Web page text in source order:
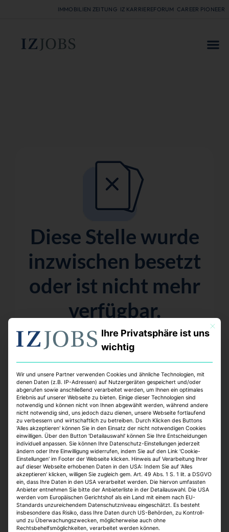
IMMOBILIEN ZEITUNG IZ KARRIEREFORUM CAREER PIONEER
Diese Stelle wurde
inzwischen besetzt
oder ist nicht mehr
verfügbar.
Aber keine Sorge – wir haben viele weitere
spannende Möglichkeiten für dich!
Top Jobs:
Mit
Ihre Privatsphäre ist uns
wichtig
Wir und unsere Partner verwenden Cookies und ähnliche Technologien, mit
denen Daten (z.B. IP-Adressen) auf Nutzergeräten gespeichert und/oder
abgerufen sowie anschließend verarbeitet werden, um Ihnen ein optimales
Erlebnis auf unserer Webseite zu bieten. Einige dieser Technologien sind
notwendig und können nicht von Ihnen abgewählt werden, während andere
nicht notwendig sind, uns jedoch dazu dienen, unsere Webseite fortlaufend
zu verbessern und wirtschaftlich zu betreiben. Durch Klicken des Buttons
'Alles akzeptieren' können Sie in den Einsatz der nicht notwendigen Cookies
einwilligen. Über den Button 'Detailauswahl' können Sie Ihre Entscheidungen
individuell anpassen. Sie können Ihre Datenschutz-Einstellungen jederzeit
ändern oder Ihre Einwilligung widerrufen, indem Sie auf den Link 'Cookie-
Einstellungen' im Footer der Webseite klicken. Hinweis auf Verarbeitung Ihrer
auf dieser Webseite erhobenen Daten in den USA: Indem Sie auf 'Alles
akzeptieren' klicken, willigen Sie zugleich gem. Art. 49 Abs. 1 S. 1 lit. a DSGVO
ein, dass Ihre Daten in den USA verarbeitet werden. Die hiervon umfassten
Anbieter entnehmen Sie bitte der Anbieterliste in der Detailauswahl. Die USA
werden vom Europäischen Gerichtshof als ein Land mit einem nach EU-
Standards unzureichendem Datenschutzniveau eingeschätzt. Es besteht
insbesondere das Risiko, dass Ihre Daten durch US-Behörden, zu Kontroll-
und zu Überwachungszwecken, möglicherweise auch ohne
Rechtsbehelfsmöglichkeiten, verarbeitet werden können.